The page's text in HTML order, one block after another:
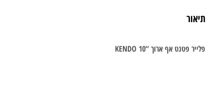
תיאור
פלייר פטנט אף ארוך “KENDO 10